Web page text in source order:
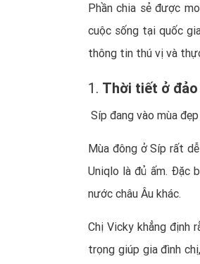
Phần chia sẻ được
cuộc sống tại quốc
thông tin thú vị và
1. Thời tiết ở đảo
Síp đang vào mùa
Mùa đông ở Síp rất
Uniqlo là đủ ấm. Đặc
nước châu Âu khác.
Chị Vicky khẳng định
trọng giúp gia đình